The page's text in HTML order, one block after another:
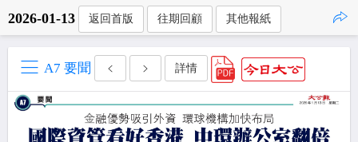
2026-01-13 返回首版 往期回顧 其他報紙
A7 要聞 詳情